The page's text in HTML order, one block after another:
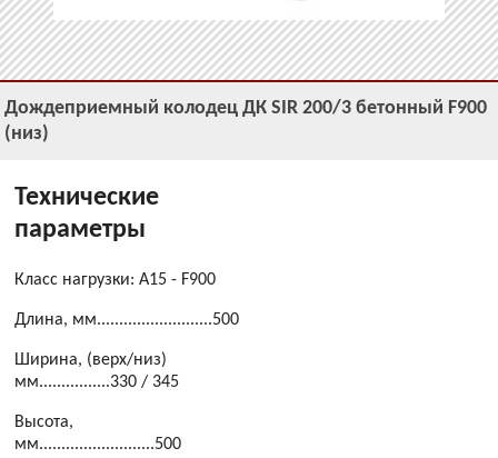
Дождеприемный колодец ДК SIR 200/3 бетонный F900
(низ)
Технические
параметры
Класс нагрузки: A15 - F900
Длина, мм..........................500
Ширина, (верх/низ)
мм................330 / 345
Высота,
мм..........................500